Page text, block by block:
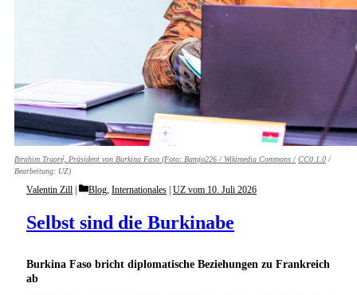
Ibrahim Traoré, Präsident von Burkina Faso (Foto: Bamjo226 / Wikimedia Commons / CC0 1.0 /
Bearbeitung: UZ)
Burkina Faso bricht diplomatische Beziehungen zu Frankreich
ab
Selbst sind die Burkinabe
Valentin Zill Categories
Blog Internationales | UZ vom 10. Juli 2026